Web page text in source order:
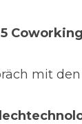
mit den